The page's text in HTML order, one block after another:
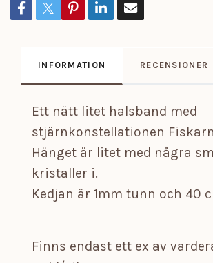
INFORMATION RECENSIONER
Ett nätt litet halsband med
stjärnkonstellationen
Hänget är litet med några
kristaller i.
Kedjan är 1mm tunn och 40
Finns endast ett ex av